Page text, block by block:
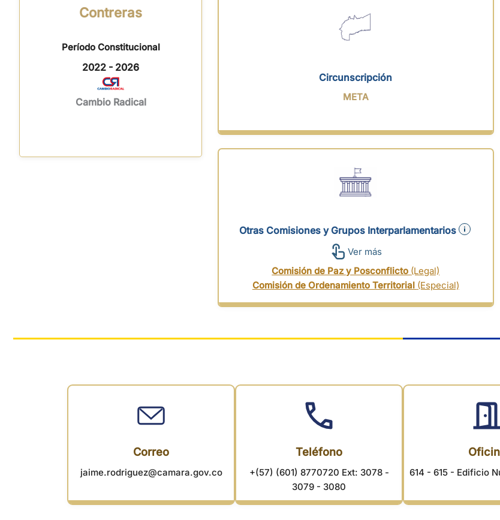
Contreras
Período Constitucional
2022 - 2026
Cambio Radical
Circunscripción
META
Otras Comisiones y Grupos Interparlamentarios
Ver más
Comisión de Paz y Posconflicto (Legal)
Comisión de Ordenamiento Territorial (Especial)
Correo
jaime.rodriguez@camara.gov.co
Teléfono
+(57) (601) 8770720 Ext: 3078 -
3079 - 3080
614 - 615 - Edificio